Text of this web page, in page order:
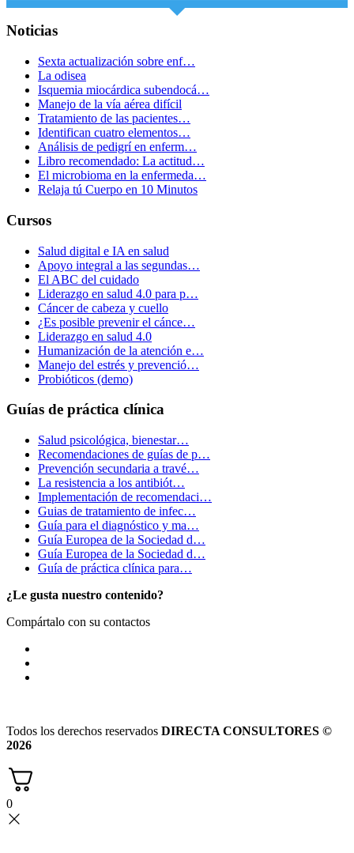
Noticias
Sexta actualización sobre enf…
La odisea
Isquemia miocárdica subendocá…
Manejo de la vía aérea difícil
Tratamiento de las pacientes…
Identifican cuatro elementos…
Análisis de pedigrí en enferm…
Libro recomendado: La actitud…
El microbioma en la enfermeda…
Relaja tú Cuerpo en 10 Minutos
Cursos
Salud digital e IA en salud
Apoyo integral a las segundas…
El ABC del cuidado
Liderazgo en salud 4.0 para p…
Cáncer de cabeza y cuello
¿Es posible prevenir el cánce…
Liderazgo en salud 4.0
Humanización de la atención e…
Manejo del estrés y prevenció…
Probióticos (demo)
Guías de práctica clínica
Salud psicológica, bienestar…
Recomendaciones de guías de p…
Prevención secundaria a travé…
La resistencia a los antibiót…
Implementación de recomendaci…
Guias de tratamiento de infec…
Guía para el diagnóstico y ma…
Guía Europea de la Sociedad d…
Guía Europea de la Sociedad d…
Guía de práctica clínica para…
¿Le gusta nuestro contenido?
Compártalo con su contactos
Todos los derechos reservados DIRECTA CONSULTORES ©
2026
0